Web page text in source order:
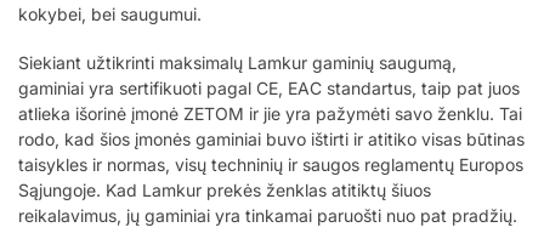
kokybei, bei saugumui.
Siekiant užtikrinti maksimalų Lamkur gaminių saugumą,
gaminiai yra sertifikuoti pagal CE, EAC standartus, taip pat juos
atlieka išorinė įmonė ZETOM ir jie yra pažymėti savo ženklu. Tai
rodo, kad šios įmonės gaminiai buvo ištirti ir atitiko visas būtinas
taisykles ir normas, visų techninių ir saugos reglamentų Europos
Sąjungoje. Kad Lamkur prekės ženklas atitiktų šiuos
reikalavimus, jų gaminiai yra tinkamai paruošti nuo pat pradžių.